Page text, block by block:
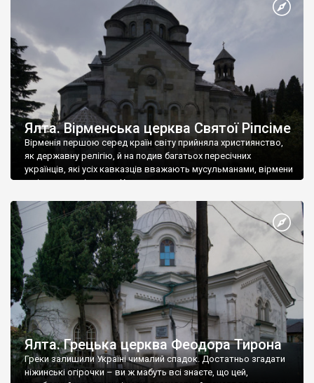
А потім було Хрещення Русі. На честь Херсонесу Таврійського
Ялта. Вірменська церква Святої Ріпсіме
Вірменія першою серед країн світу прийняла християнство,
як державну релігію, й на подив багатьох пересічних
українців, які усіх кавказців вважають мусульманами, вірмени
є відданими вірянами Христа
Ялта. Грецька церква Феодора Тирона
Греки залишили Україні чималий спадок. Достатньо згадати
ніжинські огірочки – ви ж мабуть всі знаєте, що цей,